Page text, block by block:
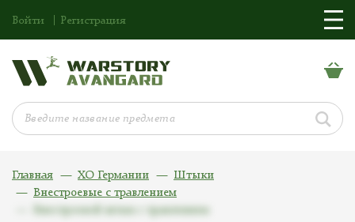
Войти Регистрация
Главная ХО Германии
Штыки
Внестроевые с травлением